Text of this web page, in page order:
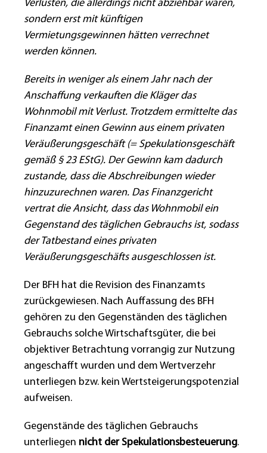
Verlusten, die allerdings nicht abziehbar waren,
sondern erst mit künftigen
Vermietungsgewinnen hätten verrechnet
werden können.
Bereits in weniger als einem Jahr nach der
Anschaffung verkauften die Kläger das
Wohnmobil mit Verlust. Trotzdem ermittelte das
Finanzamt einen Gewinn aus einem privaten
Veräußerungsgeschäft (= Spekulationsgeschäft
gemäß § 23 EStG). Der Gewinn kam dadurch
zustande, dass die Abschreibungen wieder
hinzuzurechnen waren. Das Finanzgericht
vertrat die Ansicht, dass das Wohnmobil ein
Gegenstand des täglichen Gebrauchs ist, sodass
der Tatbestand eines privaten
Veräußerungsgeschäfts ausgeschlossen ist.
Der BFH hat die Revision des Finanzamts
zurückgewiesen. Nach Auffassung des BFH
gehören zu den Gegenständen des täglichen
Gebrauchs solche Wirtschaftsgüter, die bei
objektiver Betrachtung vorrangig zur Nutzung
angeschafft wurden und dem Wertverzehr
unterliegen bzw. kein Wertsteigerungspotenzial
aufweisen.
Gegenstände des täglichen Gebrauchs
unterliegen nicht der Spekulationsbesteuerung.